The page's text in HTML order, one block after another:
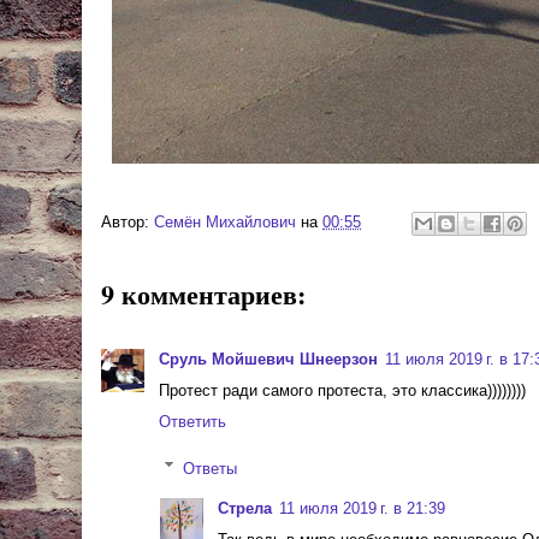
Автор: Cемён Михайлович на 00:55
9 комментариев:
Сруль Мойшевич Шнеерзон 11 июля 2019 г. в
Протест ради самого протеста, это классика))))))))
Ответить
Ответы
Стрела 11 июля 2019 г. в 21:39